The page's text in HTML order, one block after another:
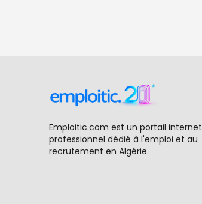
Emploitic.com est un portail internet
professionnel dédié à l'emploi et au
recrutement en Algérie.